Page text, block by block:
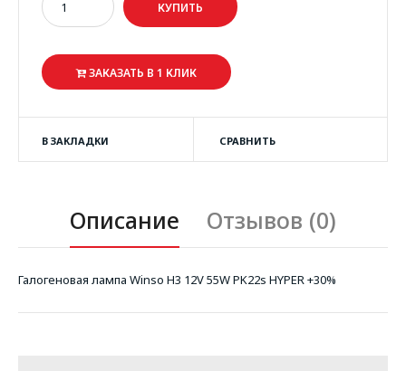
ЗАКАЗАТЬ В 1 КЛИК
В ЗАКЛАДКИ СРАВНИТЬ
Описание Отзывов (0)
Галогеновая лампа Winso H3 12V 55W PK22s HYPER +30%